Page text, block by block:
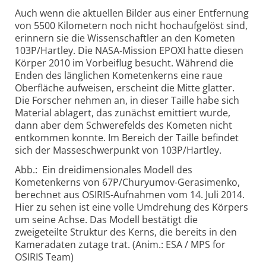
Auch wenn die aktuellen Bilder aus einer Entfernung
von 5500 Kilometern noch nicht hochaufgelöst sind,
erinnern sie die Wissenschaftler an den Kometen
103P/Hartley. Die NASA-Mission EPOXI hatte diesen
Körper 2010 im Vorbeiflug besucht. Während die
Enden des länglichen Kometenkerns eine raue
Oberfläche aufweisen, erscheint die Mitte glatter.
Die Forscher nehmen an, in dieser Taille habe sich
Material ablagert, das zunächst emittiert wurde,
dann aber dem Schwerefelds des Kometen nicht
entkommen konnte. Im Bereich der Taille befindet
sich der Masseschwerpunkt von 103P/Hartley.
Abb.: Ein dreidimensionales Modell des
Kometenkerns von 67P/Churyumov-Gerasimenko,
berechnet aus OSIRIS-Aufnahmen vom 14. Juli 2014.
Hier zu sehen ist eine volle Umdrehung des Körpers
um seine Achse. Das Modell bestätigt die
zweigeteilte Struktur des Kerns, die bereits in den
Kameradaten zutage trat. (Anim.: ESA / MPS for
OSIRIS Team)